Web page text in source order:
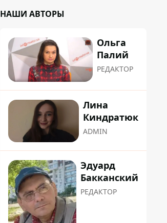
НАШИ АВТОРЫ
Ольга
Палий
РЕДАКТОР
Лина
Киндратюк
ADMIN
Эдуард
Бакканский
РЕДАКТОР